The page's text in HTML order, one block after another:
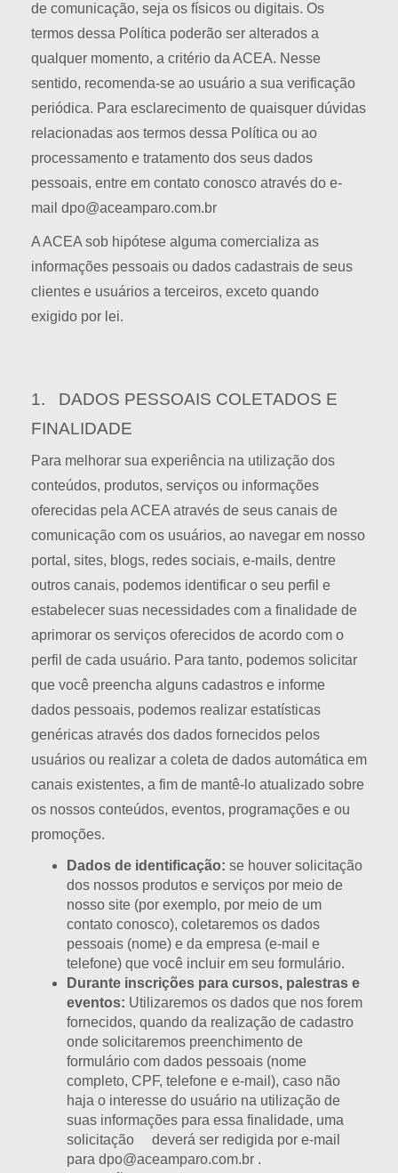
de comunicação, seja os físicos ou digitais. Os
termos dessa Política poderão ser alterados a
qualquer momento, a critério da ACEA. Nesse
sentido, recomenda-se ao usuário a sua verificação
periódica. Para esclarecimento de quaisquer dúvidas
relacionadas aos termos dessa Política ou ao
processamento e tratamento dos seus dados
pessoais, entre em contato conosco através do e-
mail dpo@aceamparo.com.br
A ACEA sob hipótese alguma comercializa as
informações pessoais ou dados cadastrais de seus
clientes e usuários a terceiros, exceto quando
exigido por lei.
1. DADOS PESSOAIS COLETADOS E
FINALIDADE
Para melhorar sua experiência na utilização dos
conteúdos, produtos, serviços ou informações
oferecidas pela ACEA através de seus canais de
comunicação com os usuários, ao navegar em nosso
portal, sites, blogs, redes sociais, e-mails, dentre
outros canais, podemos identificar o seu perfil e
estabelecer suas necessidades com a finalidade de
aprimorar os serviços oferecidos de acordo com o
perfil de cada usuário. Para tanto, podemos solicitar
que você preencha alguns cadastros e informe
dados pessoais, podemos realizar estatísticas
genéricas através dos dados fornecidos pelos
usuários ou realizar a coleta de dados automática em
canais existentes, a fim de mantê-lo atualizado sobre
os nossos conteúdos, eventos, programações e ou
promoções.
Dados de identificação: se houver solicitação
dos nossos produtos e serviços por meio de
nosso site (por exemplo, por meio de um
contato conosco), coletaremos os dados
pessoais (nome) e da empresa (e-mail e
telefone) que você incluir em seu formulário.
Durante inscrições para cursos, palestras e
eventos: Utilizaremos os dados que nos forem
fornecidos, quando da realização de cadastro
onde solicitaremos preenchimento de
formulário com dados pessoais (nome
completo, CPF, telefone e e-mail), caso não
haja o interesse do usuário na utilização de
suas informações para essa finalidade, uma
solicitação deverá ser redigida por e-mail
para dpo@aceamparo.com.br .